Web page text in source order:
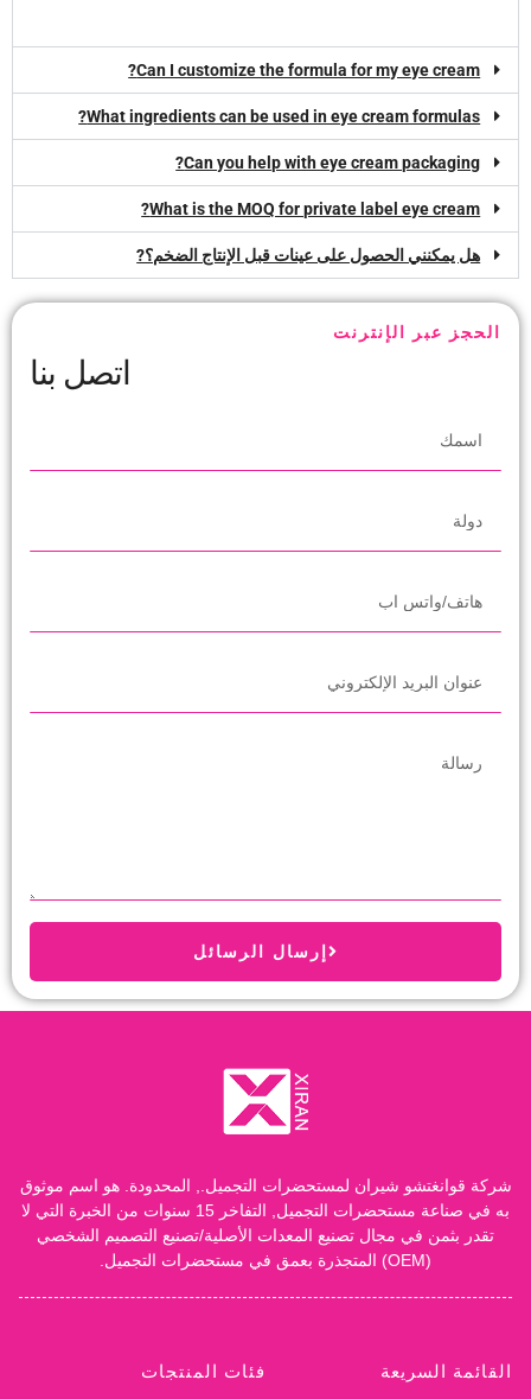
Can I customize the formula for my eye cream
?
What ingredients can be used in eye cream formulas
?
Can you help with eye cream packaging
?
What is the MOQ for private label eye cream
?
هل يمكنني الحصول على عينات قبل الإنتاج الضخم؟?
الحجز عبر الإنترنت
اتصل بنا
إرسال الرسائل
شركة قوانغتشو شيران لمستحضرات التجميل., المحدودة. هو اسم موثوق
به في صناعة مستحضرات التجميل, التفاخر 15 سنوات من الخبرة التي لا
تقدر بثمن في مجال تصنيع المعدات الأصلية/تصنيع التصميم الشخصي
القائمة السريعة فئات المنتجات